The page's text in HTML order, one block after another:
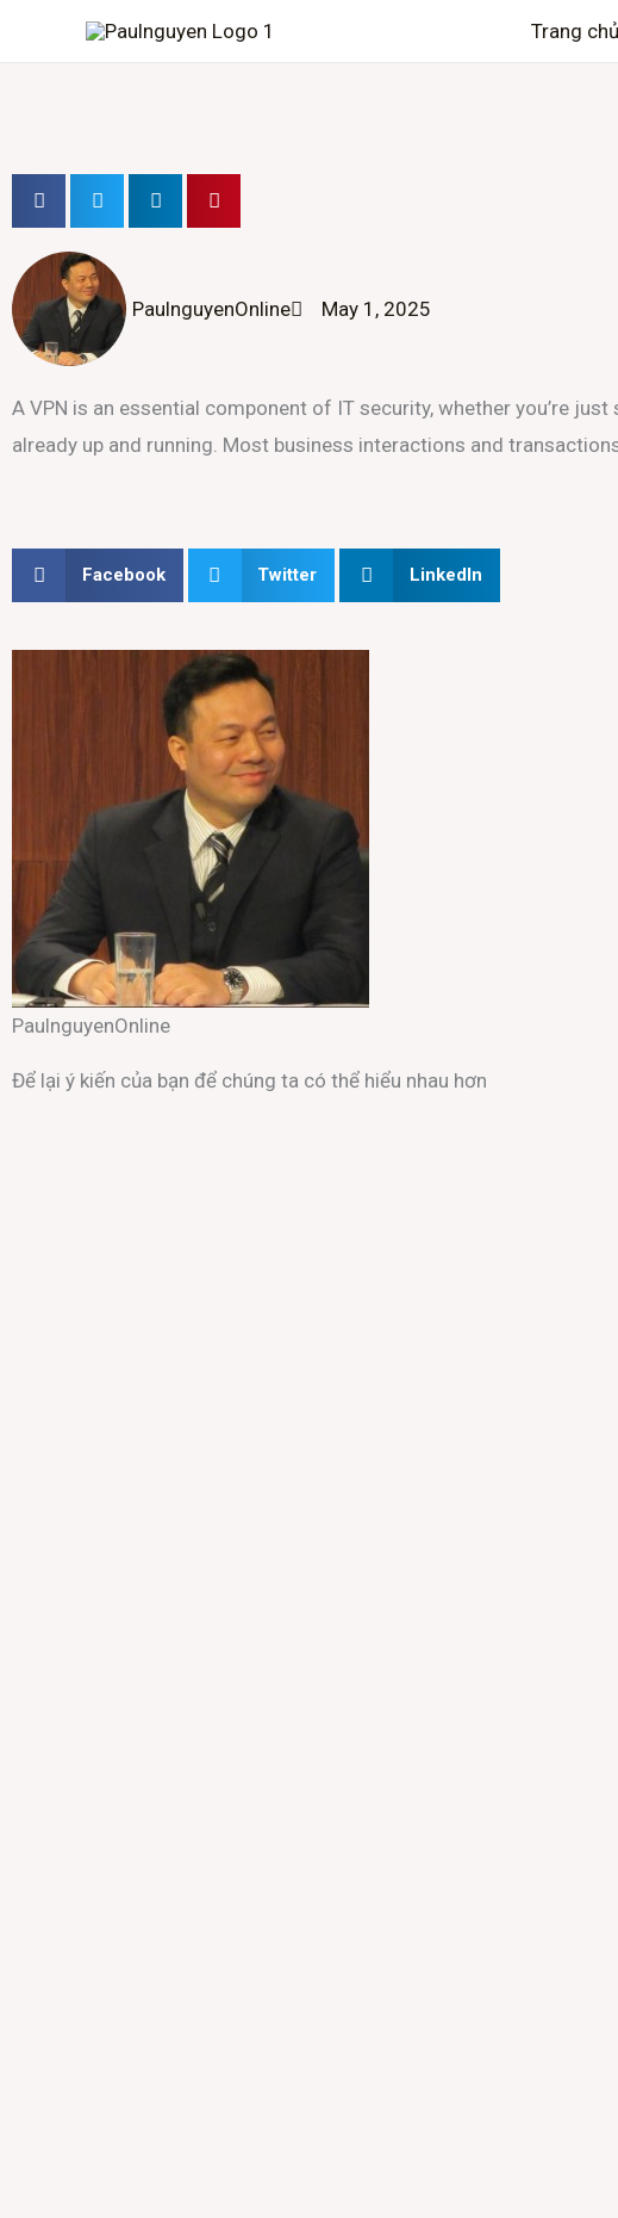
Trang chủ
PaulnguyenOnline May 1, 2025
A VPN is an essential component of IT security, whether you’re
already up and running. Most business interactions and
Facebook Twitter LinkedIn
PaulnguyenOnline
Để lại ý kiến của bạn để chúng ta có thể hiểu nhau hơn